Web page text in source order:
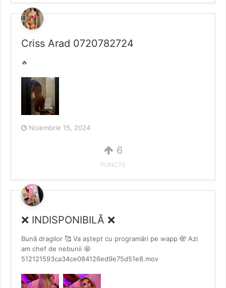
Criss Arad 0720782724
🔥
Noiembrie 15, 2024
6
PUNCTE
❌ INDISPONIBILĂ ❌
Bună dragilor 🥰 Va aștept cu programări pe wapp 🫣 Azi
am chef de nebunii 🤩
512121593ca34ce084126ed9e75d51e8.mov